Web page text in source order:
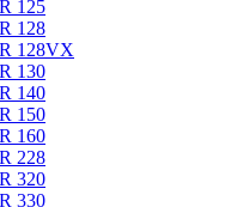
125
128
128VX
130
140
150
160
228
320
330